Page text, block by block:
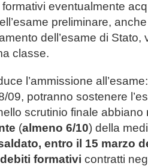
eventualmente
preliminare,
dell’esame di Stato,
classe.
l’ammissione
09, potranno sostenere
scrutinio finale abbiano
(almeno 6/10) della
entro il 15 marzo
formativi contratti